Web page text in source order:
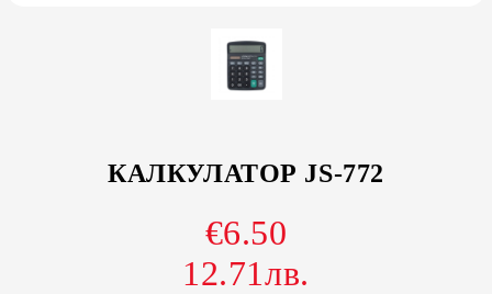
КАЛКУЛАТОР JS-772
€6.50
12.71лв.